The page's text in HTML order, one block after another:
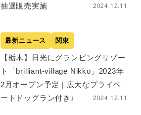
抽選販売実施
2024.12.11
最新ニュース 関東
【栃木】日光にグランピングリゾー
ト「brilliant-village Nikko」2023年
2月オープン予定 | 広大なプライベ
ートドッグラン付き♩
2024.12.11